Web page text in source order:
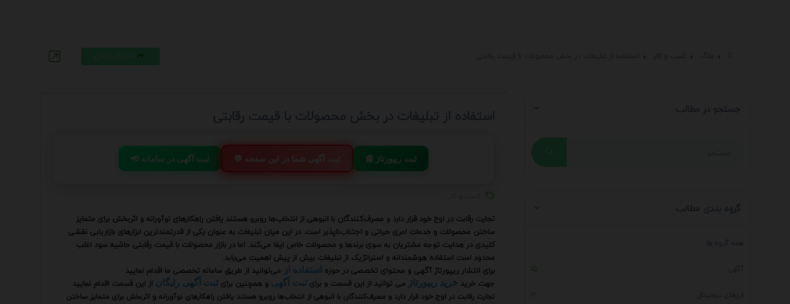
استفاده از تبلیغات در بخش محصولات با قیمت رقابتی
📢 ثبت آگهی در سامانه 💬 ثبت آگهی شما در این صفحه 📰 ثبت ریپورتاژ
تجارت رقابت در اوج خود قرار دارد و مصرف‌کنندگان با انبوهی از انتخاب‌ها روبرو هستند یافتن راهکارهای نوآورانه و اثربخش برای متمایز
ساختن محصولات و خدمات امری حیاتی و اجتناب‌ناپذیر است. در این میان تبلیغات به عنوان یکی از قدرتمندترین ابزارهای بازاریابی نقشی
کلیدی در هدایت توجه مشتریان به سوی برندها و محصولات خاص ایفا می‌کند. اما در بازار محصولات با قیمت رقابتی حاشیه سود اغلب
محدود است استفاده هوشمندانه و استراتژیک از تبلیغات بیش از پیش اهمیت می‌یابد.
برای انتشار ریپورتاژ آگهی و محتوای تخصصی در حوزه استفاده از می‌توانید از طریق سامانه تخصصی ما اقدام نمایید
جهت خرید خرید ریپورتاژ می توانید از این قسمت و برای ثبت آگهی و همچنین برای ثبت آگهی رایگان از این قسمت اقدام نمایید
تجارت رقابت در اوج خود قرار دارد و مصرف‌کنندگان با انبوهی از انتخاب‌ها روبرو هستند یافتن راهکارهای نوآورانه و اثربخش برای متمایز ساختن
جستجو در مطالب
گروه بندی مطالب
15
12